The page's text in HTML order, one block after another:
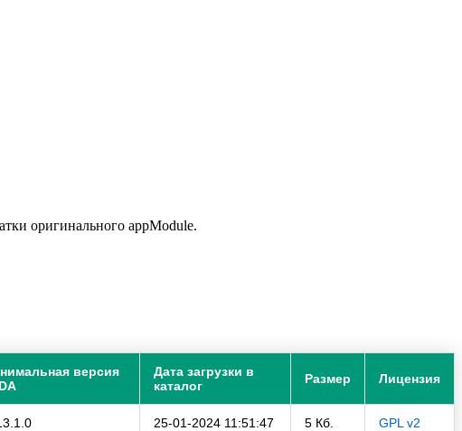
оригинального appModule.
версия
Дата загрузки в
каталог
Размер Лицензия
25-01-2024 11:51:47 5 Кб. GPL v2